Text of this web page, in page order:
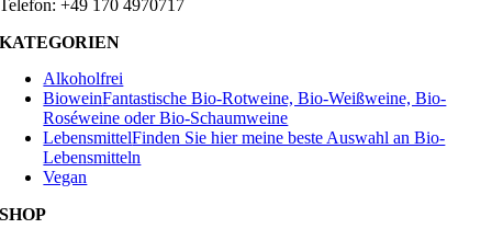
Telefon: +49 170 4970717
KATEGORIEN
Alkoholfrei
BioweinFantastische Bio-Rotweine, Bio-Weißweine, Bio-
Roséweine oder Bio-Schaumweine
LebensmittelFinden Sie hier meine beste Auswahl an Bio-
Lebensmitteln
Vegan
SHOP